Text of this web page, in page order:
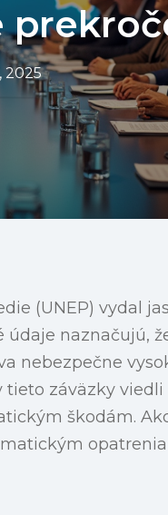
2025
(UNEP) vydal
naznačujú,
nebezpečne
záväzky
škodám.